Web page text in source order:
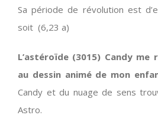
Sa période de révolution est
soit (6,23 a)
L’astéroïde (3015) Candy me
au dessin animé de mon
Candy et du nuage de sens
Astro.